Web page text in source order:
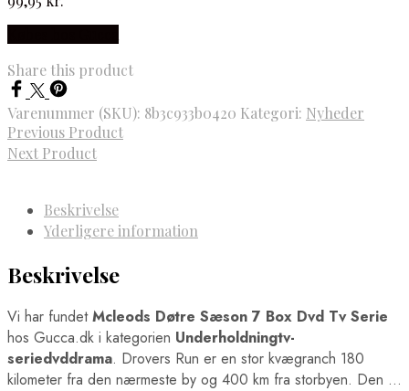
Share this product
Varenummer (SKU): 8b3c933b0420 Kategori: Nyheder
Previous Product
Next Product
Beskrivelse
Yderligere information
Beskrivelse
Vi har fundetMcleods Døtre Sæson 7 Box Dvd Tv Serie
hos Gucca.dk i kategorien Underholdningtv-
seriedvddrama. Drovers Run er en stor kvægranch 180
kilometer fra den nærmeste by og 400 km fra storbyen. Den …